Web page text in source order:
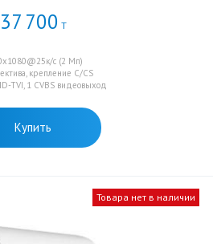
37 700 Т
с (2 Мп)
крепление C/CS
TVI, 1 CVBS видеовыход
Купить
Товара нет в наличии